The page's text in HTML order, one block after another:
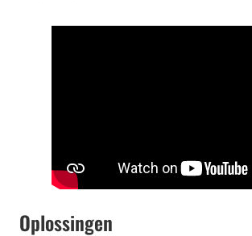
Oplossingen